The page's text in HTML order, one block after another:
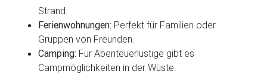
Strand.
Ferienwohnungen: Perfekt für Familien oder
Gruppen von Freunden.
Camping: Für Abenteuerlustige gibt es
Campmöglichkeiten in der Wüste.